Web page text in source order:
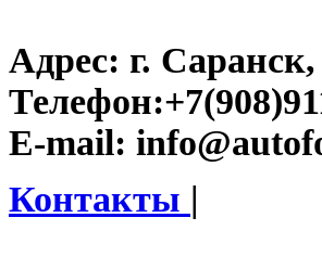
Адрес: г.
Телефон:
E-mail:
Контакты |